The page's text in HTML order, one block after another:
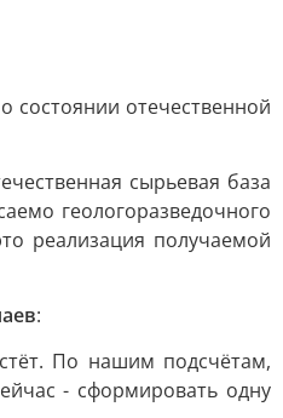
о состоянии отечественной
сырьевая база
геологоразведочного
реализация получаемой
:
По нашим подсчётам,
- сформировать одну